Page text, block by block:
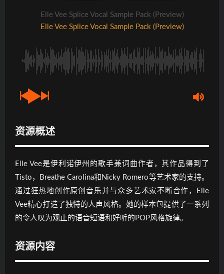
Elle Vee Splice Vocal Sample Pack (Preview)
Elle Vee Splice Vocal Sample Pack (Preview)
资源概述
Elle Vee是伊利诺伊州的歌手兼词曲作者，其作品得到了
Tisto，Breathe Carolina和Nicky Romero等艺术家的支持。
通过狂热地创作原创音乐并与众多艺术家不断合作，Elle
Vee精心打造了独特的人声风格。她的样本包提供了一系列
的令人叹为观止的语音短语和好听的POP风格旋律。
资源内容